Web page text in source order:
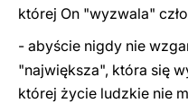
której On "wyzwala"
- abyście nigdy nie
"największa", która się
której życie ludzkie nie